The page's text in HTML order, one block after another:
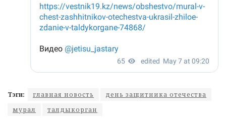
Тэги: главная новость
день защитника отечества
мурал
талдыкорган